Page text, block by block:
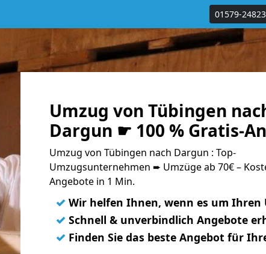
01579-
Umzug von Tübingen
Dargun ☛ 100 % Gratis-
Umzug von Tübingen nach Dargun : Top-
Umzugsunternehmen ➨ Umzüge ab 70€ –
Angebote in 1 Min.
✓ Wir helfen Ihnen, wenn es um Ihren
✓ Schnell & unverbindlich Angebote
✓ Finden Sie das beste Angebot für